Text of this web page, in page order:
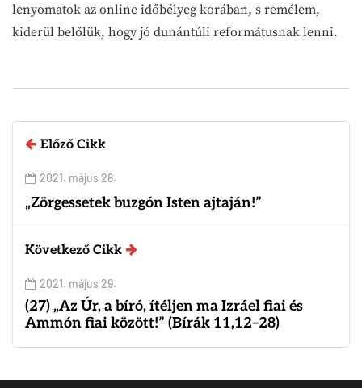
lenyomatok az online időbélyeg korában, s remélem,
kiderül belőlük, hogy jó dunántúli reformátusnak lenni.
Előző Cikk
2021. május 28.
„Zörgessetek buzgón Isten ajtaján!”
Következő Cikk
2021. május 29.
(27) „Az Úr, a bíró, ítéljen ma Izráel fiai és
Ammón fiai között!” (Bírák 11,12–28)